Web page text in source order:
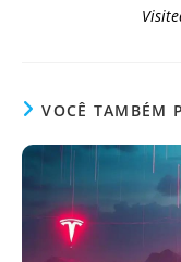
VOCÊ TAMBÉM